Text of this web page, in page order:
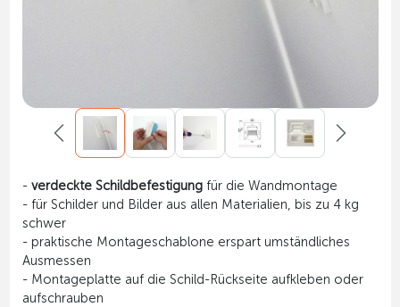
- verdeckte Schildbefestigungfür die Wandmontage
- für Schilder und Bilder aus allen Materialien, bis zu 4 kg
schwer
- praktische Montageschablone erspart umständliches
Ausmessen
- Montageplatte auf die Schild-Rückseite aufkleben oder
aufschrauben